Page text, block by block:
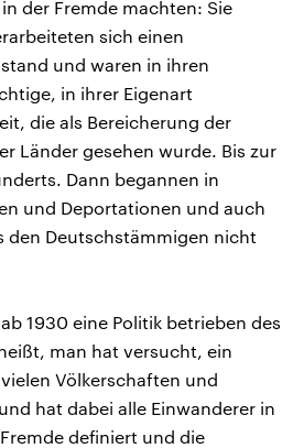
der Fremde machten: Sie
sich einen
und waren in ihren
in ihrer Eigenart
die als Bereicherung der
Länder gesehen wurde. Bis zur
Dann begannen in
und Deportationen und auch
den Deutschstämmigen nicht
1930 eine Politik betrieben des
man hat versucht, ein
Völkerschaften und
hat dabei alle Einwanderer in
definiert und die